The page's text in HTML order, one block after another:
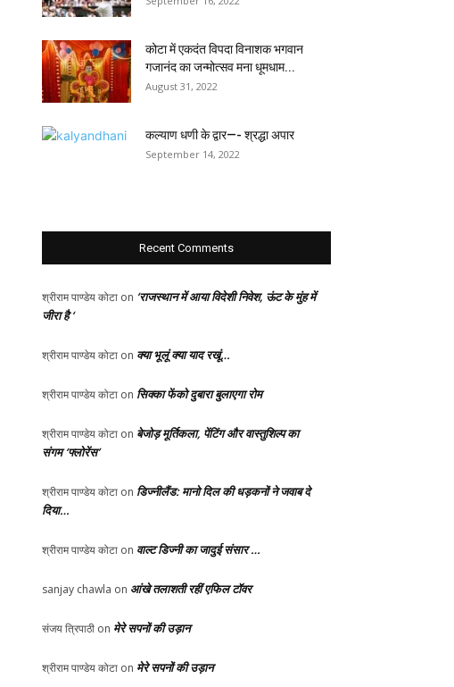
कोटा में एकदंत विपदा विनाशक भगवान
गजानंद का जन्मोत्सव मना धूमधाम...
August 31, 2022
कल्याण धणी के द्वार—- श्रद्धा अपार
September 14, 2022
Recent Comments
श्रीराम पाण्डेय कोटा on ‘राजस्थान में आया विदेशी निवेश, ऊंट के मुंह में
जीरा है ‘
श्रीराम पाण्डेय कोटा on क्या भूलूं क्या याद रखूं…
श्रीराम पाण्डेय कोटा on सिक्का फेंको दुबारा बुलाएगा रोम
श्रीराम पाण्डेय कोटा on बेजोड़ मूर्तिकला, पेंटिंग और वास्तुशिल्प का
संगम ‘फ्लोरेंस’
श्रीराम पाण्डेय कोटा on डिज्नीलैंड: मानो दिल की धड़कनों ने जवाब दे
दिया…
श्रीराम पाण्डेय कोटा on वाल्ट डिज्नी का जादुई संसार …
sanjay chawla on आंखे तलाशती रहीं एफिल टॉवर
संजय त्रिपाठी on मेरे सपनों की उड़ान
श्रीराम पाण्डेय कोटा on मेरे सपनों की उड़ान